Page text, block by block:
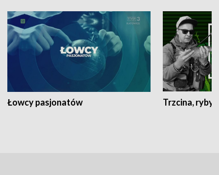
Łowcy pasjonatów Trzcina, ryby